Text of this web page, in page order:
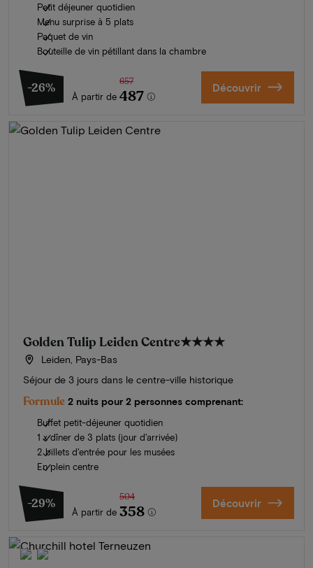
Petit déjeuner quotidien
Menu surprise à 5 plats
Paquet de vin
Bouteille de vin pétillant dans la chambre
-26%
À partir de
657
487 Découvrir
Golden Tulip Leiden Centre★★★★
Leiden, Pays-Bas
Séjour de 3 jours dans le centre-ville historique
Formule 2 nuits pour 2 personnes comprenant:
Buffet petit-déjeuner quotidien
1 x dîner de 3 plats (jour d'arrivée)
2 billets d'entrée pour les musées
En plein centre
-29%
À partir de
504
358 Découvrir